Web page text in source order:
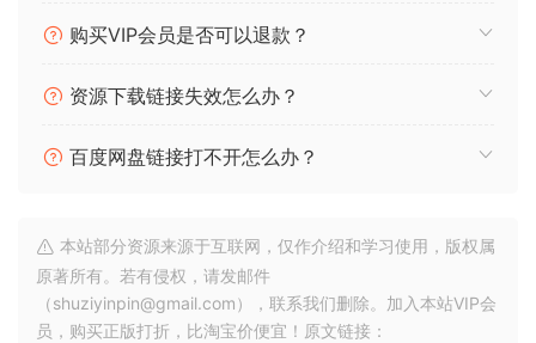
与Downie 3相比，使用Downie 4加载YouTube视频的速
元数据改进
行进一步的自定义处理。
其它更多改进
许多小的改进，例如自定义命名方案，强制MP4下载的选
项，更好的取消方法，优先级标志等。
购买VIP会员是否可以退款？
资源下载链接失效怎么办？
百度网盘链接打不开怎么办？
本站部分资源来源于互联网，仅作介绍和学习使用，版权属
原著所有。若有侵权，请发邮件
（shuziyinpin@gmail.com），联系我们删除。加入本站VIP会
员，购买正版打折，比淘宝价便宜！原文链接：